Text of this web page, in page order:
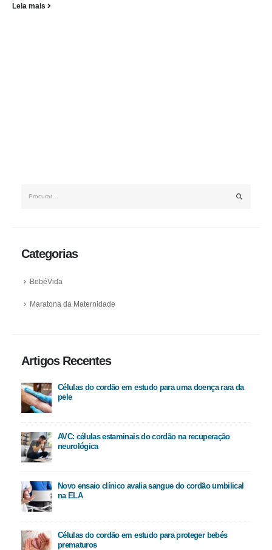
Leia mais
Categorias
BebéVida
Maratona da Maternidade
Artigos Recentes
Células do cordão em estudo para uma doença rara da
pele
AVC: células estaminais do cordão na recuperação
neurológica
Novo ensaio clínico avalia sangue do cordão umbilical
na ELA
Células do cordão em estudo para proteger bebés
prematuros